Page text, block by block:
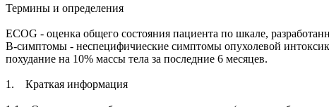
Термины и определения
ECOG - оценка общего состояния пациента по шкале,
В-симптомы - неспецифичиеские симптомы опухолевой
похудание на 10% массы тела за последние 6 месяцев.
1. Краткая информация